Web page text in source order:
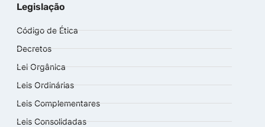
Legislação
Código de Ética
Decretos
Lei Orgânica
Leis Ordinárias
Leis Complementares
Leis Consolidadas